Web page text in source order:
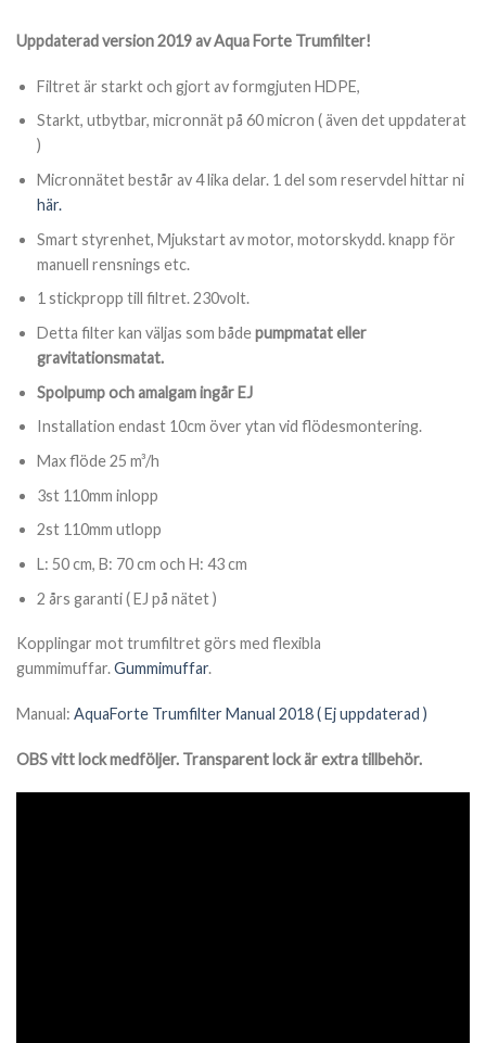
Uppdaterad version 2019 av Aqua Forte Trumfilter!
Filtret är starkt och gjort av formgjuten HDPE,
Starkt, utbytbar, micronnät på 60 micron ( även det uppdaterat
)
Micronnätet består av 4 lika delar. 1 del som reservdel hittar ni
här.
Smart styrenhet, Mjukstart av motor, motorskydd. knapp för
manuell rensnings etc.
1 stickpropp till filtret. 230volt.
Detta filter kan väljas som bådepumpmatat eller
gravitationsmatat.
Spolpump och amalgam ingår EJ
Installation endast 10cm över ytan vid flödesmontering.
Max flöde 25 m³/h
3st 110mm inlopp
2st 110mm utlopp
L: 50 cm, B: 70 cm och H: 43 cm
2 års garanti ( EJ på nätet )
Kopplingar mot trumfiltret görs med flexibla
gummimuffar.Gummimuffar.
Manual: AquaForte Trumfilter Manual 2018 ( Ej uppdaterad )
OBS vitt lock medföljer. Transparent lock är extra tillbehör.